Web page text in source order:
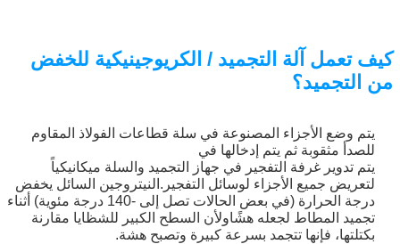
كيف تعمل آلة التجميد / الكريوجينيكية للخفض
من التجميد؟
يتم وضع الأجزاء المصنوعة في سلة قطاعات الفولاذ المقاوم
للصدأ مثقوبة ثم يتم إدخالها في
يتم تدوير غرفة التفجير في جهاز التجميد والسلة ميكانيكياً
لتعريض جميع الأجزاء لوسائل التفجير.النيتروجين السائل يخفض
درجة الحرارة (في بعض الحالات تصل إلى -140 درجة مئوية) أثناء
تجميد المطاط لجعله هشًاولأن السطح الكبير للشظايا مقارنة
بكتلتها، فإنها تتجمد بسرعة كبيرة وتصبح هشة.